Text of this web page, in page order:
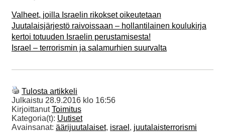
Valheet, joilla Israelin rikokset oikeutetaan
Juutalaisjärjestö raivoissaan – hollantilainen koulukirja
kertoi totuuden Israelin perustamisesta!
Israel – terrorismin ja salamurhien suurvalta
Tulosta artikkeli
Julkaistu 28.9.2016 klo 16:56
KirjoittanutToimitus
Kategoria(t): Uutiset
Avainsanat: äärijuutalaiset, israel , juutalaisterrorismi